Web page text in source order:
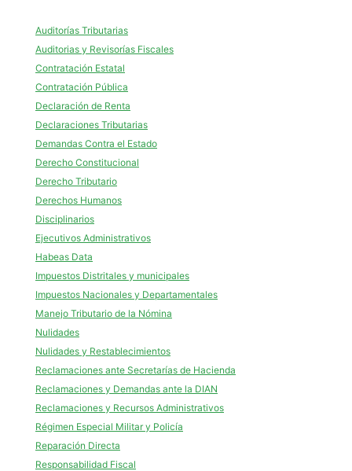
Auditorías Tributarias
Auditorias y Revisorías Fiscales
Contratación Estatal
Contratación Pública
Declaración de Renta
Declaraciones Tributarias
Demandas Contra el Estado
Derecho Constitucional
Derecho Tributario
Derechos Humanos
Disciplinarios
Ejecutivos Administrativos
Habeas Data
Impuestos Distritales y municipales
Impuestos Nacionales y Departamentales
Manejo Tributario de la Nómina
Nulidades
Nulidades y Restablecimientos
Reclamaciones ante Secretarías de Hacienda
Reclamaciones y Demandas ante la DIAN
Reclamaciones y Recursos Administrativos
Régimen Especial Militar y Policía
Reparación Directa
Responsabilidad Fiscal